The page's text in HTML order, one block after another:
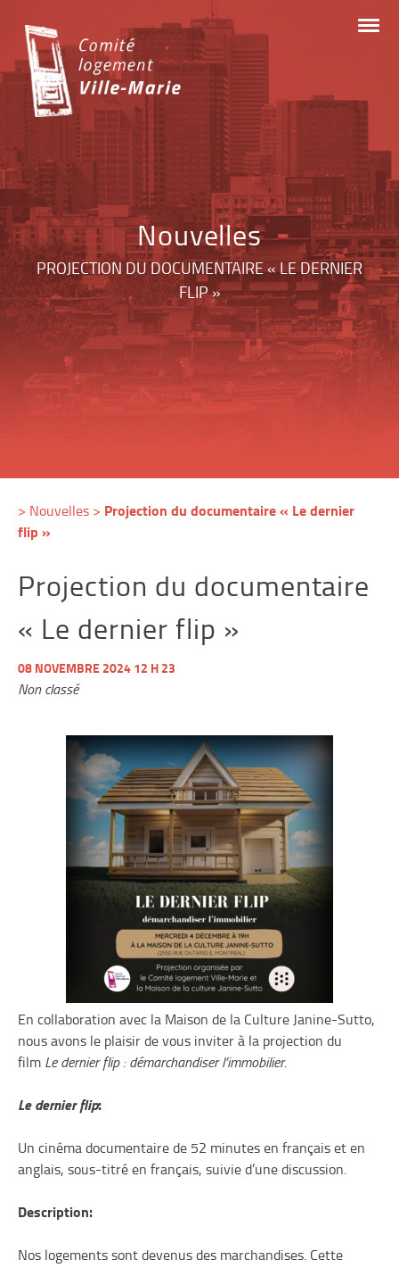
content
Nouvelles
PROJECTION DU DOCUMENTAIRE « LE DERNIER
FLIP »
> Nouvelles > Projection du documentaire « Le dernier
flip »
Projection du documentaire
« Le dernier flip »
08 NOVEMBRE 2024 12 H 23
Non classé
En collaboration avec la Maison de la Culture Janine-Sutto,
nous avons le plaisir de vous inviter à la projection du
film Le dernier flip : démarchandiser l’immobilier.
Le dernier flip:
Un cinéma documentaire de 52 minutes en français et en
anglais, sous-titré en français, suivie d’une discussion.
Description:
Nos logements sont devenus des marchandises. Cette